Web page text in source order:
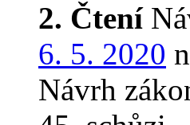
2. Čtení
6. 5. 2020
Návrh